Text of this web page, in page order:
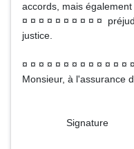
accords, mais
¤ ¤ ¤ ¤ ¤ ¤ ¤ ¤ ¤ ¤
justice.
¤ ¤ ¤ ¤ ¤ ¤ ¤ ¤ ¤ ¤ ¤ ¤ ¤
Monsieur, à l'assurance
Signature